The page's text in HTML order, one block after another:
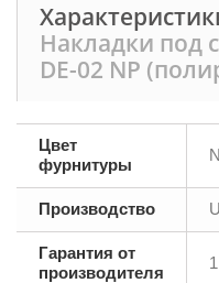
Накладки под
DE-02 NP
Цвет
фурнитуры
Производство
Гарантия от
производителя